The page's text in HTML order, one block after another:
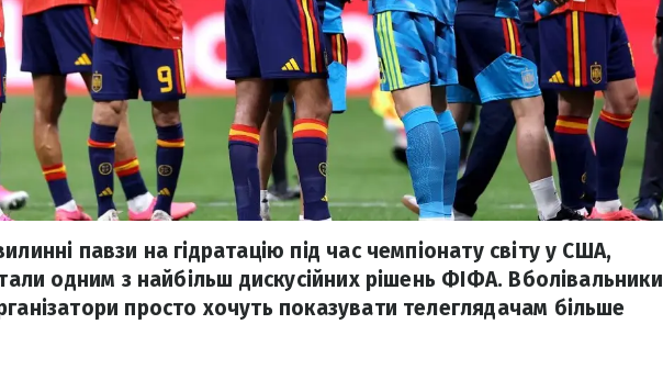
павзи на гідратацію під час чемпіонату світу у США,
одним з найбільш дискусійних рішень ФІФА. Вболівальники
просто хочуть показувати телеглядачам більше